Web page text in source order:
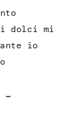
dolci mi
io
…